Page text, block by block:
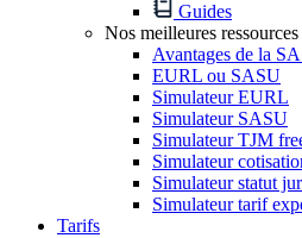
Guides
Nos meilleures ressources
Avantages de la
EURL ou SASU
Simulateur EURL
Simulateur SASU
Simulateur TJM
Simulateur
Simulateur statut
Simulateur tarif
Tarifs